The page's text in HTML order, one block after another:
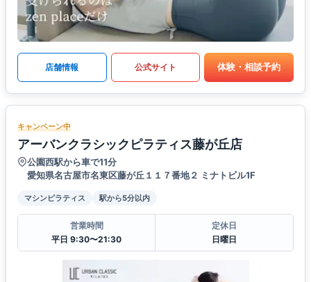
店舗情報 公式サイト 体験・相談予約
キャンペーン中
アーバンクラシックピラティス藤が丘店
公園西駅から車で11分
愛知県名古屋市名東区藤が丘１１７番地２ ミナトビル1F
マシンピラティス 駅から5分以内
営業時間
平日 9:30〜21:30
定休日
日曜日